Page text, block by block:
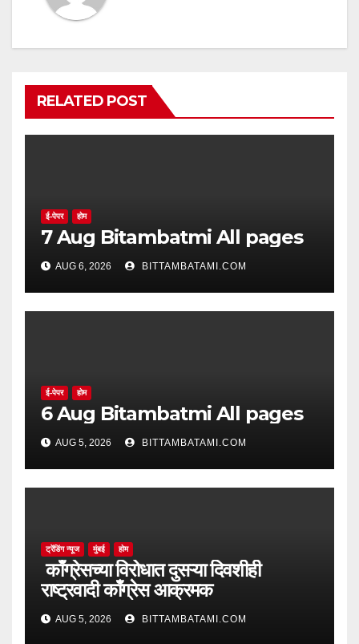
RELATED POST
ई-पेपर होम
7 Aug Bitambatmi All pages
AUG 6, 2026 BITTAMBATAMI.COM
ई-पेपर होम
6 Aug Bitambatmi All pages
AUG 5, 2026 BITTAMBATAMI.COM
ट्रेंडिंग न्यूज मुंबई होम
काँग्रेसच्या विरोधात दुसऱ्या दिवशीही
राष्ट्रवादी काँग्रेस आक्रमक
AUG 5, 2026 BITTAMBATAMI.COM